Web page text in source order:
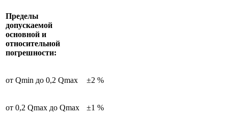
Пределы
допускаемой
основной и
относительной
погрешности:
от Qmin до 0,2 Qmax ±2 %
от 0,2 Qmax до Qmax ±1 %